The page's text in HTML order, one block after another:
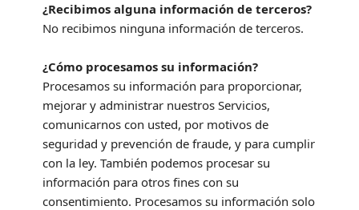
¿Recibimos alguna información de terceros?
No recibimos ninguna información de terceros.
¿Cómo procesamos su información?
Procesamos su información para proporcionar,
mejorar y administrar nuestros Servicios,
comunicarnos con usted, por motivos de
seguridad y prevención de fraude, y para cumplir
con la ley. También podemos procesar su
información para otros fines con su
consentimiento. Procesamos su información solo